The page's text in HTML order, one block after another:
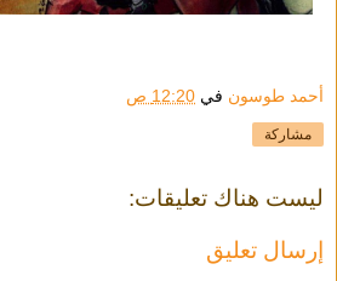
أحمد طوسون في 12:20 ص
مشاركة
ليست هناك تعليقات:
إرسال تعليق